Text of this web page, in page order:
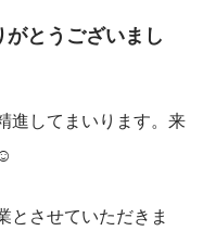
とうございまし
進してまいります。来
とさせていただきま